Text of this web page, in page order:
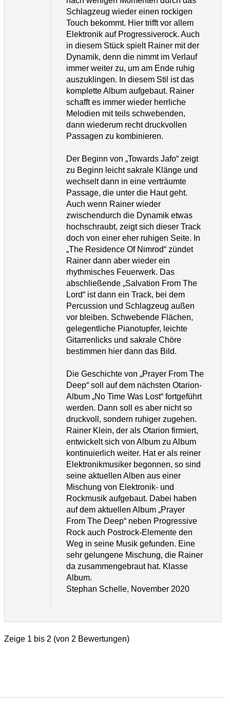
Schlagzeug wieder einen rockigen
Touch bekommt. Hier trifft vor allem
Elektronik auf Progressiverock. Auch
in diesem Stück spielt Rainer mit der
Dynamik, denn die nimmt im Verlauf
immer weiter zu, um am Ende ruhig
auszuklingen. In diesem Stil ist das
komplette Album aufgebaut. Rainer
schafft es immer wieder herrliche
Melodien mit teils schwebenden,
dann wiederum recht druckvollen
Passagen zu kombinieren.
Der Beginn von „Towards Jafo“ zeigt
zu Beginn leicht sakrale Klänge und
wechselt dann in eine verträumte
Passage, die unter die Haut geht.
Auch wenn Rainer wieder
zwischendurch die Dynamik etwas
hochschraubt, zeigt sich dieser Track
doch von einer eher ruhigen Seite. In
„The Residence Of Nimrod“ zündet
Rainer dann aber wieder ein
rhythmisches Feuerwerk. Das
abschließende „Salvation From The
Lord“ ist dann ein Track, bei dem
Percussion und Schlagzeug außen
vor bleiben. Schwebende Flächen,
gelegentliche Pianotupfer, leichte
Gitarrenlicks und sakrale Chöre
bestimmen hier dann das Bild.
Die Geschichte von „Prayer From The
Deep“ soll auf dem nächsten Otarion-
Album „No Time Was Lost“ fortgeführt
werden. Dann soll es aber nicht so
druckvoll, sondern ruhiger zugehen.
Rainer Klein, der als Otarion firmiert,
entwickelt sich von Album zu Album
kontinuierlich weiter. Hat er als reiner
Elektronikmusiker begonnen, so sind
seine aktuellen Alben aus einer
Mischung von Elektronik- und
Rockmusik aufgebaut. Dabei haben
auf dem aktuellen Album „Prayer
From The Deep“ neben Progressive
Rock auch Postrock-Elemente den
Weg in seine Musik gefunden. Eine
sehr gelungene Mischung, die Rainer
da zusammengebraut hat. Klasse
Album.
Stephan Schelle, November 2020
Zeige 1 bis 2 (von 2 Bewertungen)